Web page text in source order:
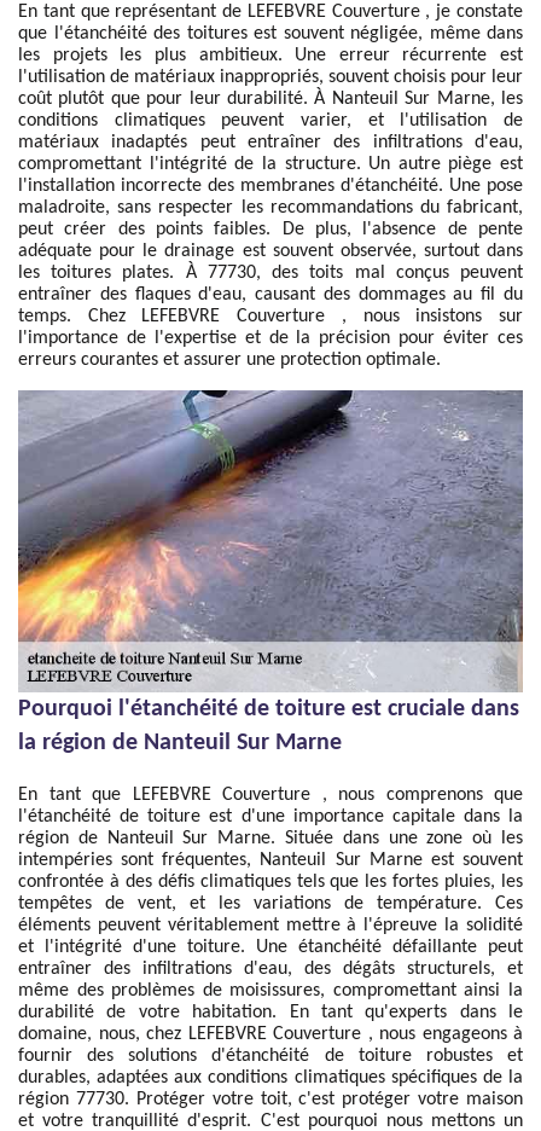
En tant que représentant de LEFEBVRE Couverture , je constate
que l'étanchéité des toitures est souvent négligée, même dans
les projets les plus ambitieux. Une erreur récurrente est
l'utilisation de matériaux inappropriés, souvent choisis pour leur
coût plutôt que pour leur durabilité. À Nanteuil Sur Marne, les
conditions climatiques peuvent varier, et l'utilisation de
matériaux inadaptés peut entraîner des infiltrations d'eau,
compromettant l'intégrité de la structure. Un autre piège est
l'installation incorrecte des membranes d'étanchéité. Une pose
maladroite, sans respecter les recommandations du fabricant,
peut créer des points faibles. De plus, l'absence de pente
adéquate pour le drainage est souvent observée, surtout dans
les toitures plates. À 77730, des toits mal conçus peuvent
entraîner des flaques d'eau, causant des dommages au fil du
temps. Chez LEFEBVRE Couverture , nous insistons sur
l'importance de l'expertise et de la précision pour éviter ces
erreurs courantes et assurer une protection optimale.
Pourquoi l'étanchéité de toiture est cruciale dans
la région de Nanteuil Sur Marne
En tant que LEFEBVRE Couverture , nous comprenons que
l'étanchéité de toiture est d'une importance capitale dans la
région de Nanteuil Sur Marne. Située dans une zone où les
intempéries sont fréquentes, Nanteuil Sur Marne est souvent
confrontée à des défis climatiques tels que les fortes pluies, les
tempêtes de vent, et les variations de température. Ces
éléments peuvent véritablement mettre à l'épreuve la solidité
et l'intégrité d'une toiture. Une étanchéité défaillante peut
entraîner des infiltrations d'eau, des dégâts structurels, et
même des problèmes de moisissures, compromettant ainsi la
durabilité de votre habitation. En tant qu'experts dans le
domaine, nous, chez LEFEBVRE Couverture , nous engageons à
fournir des solutions d'étanchéité de toiture robustes et
durables, adaptées aux conditions climatiques spécifiques de la
région 77730. Protéger votre toit, c'est protéger votre maison
et votre tranquillité d'esprit. C'est pourquoi nous mettons un